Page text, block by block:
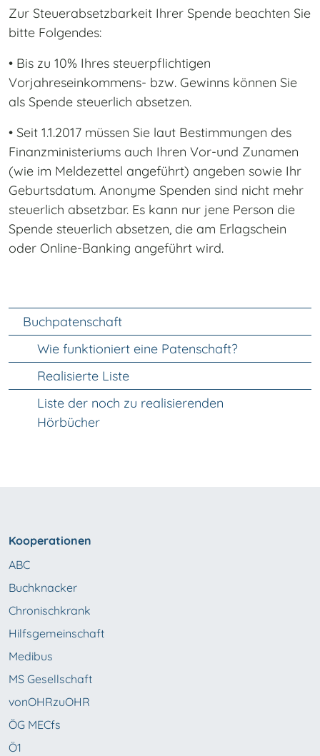
Zur Steuerabsetzbarkeit Ihrer Spende beachten Sie
bitte Folgendes:
• Bis zu 10% Ihres steuerpflichtigen
Vorjahreseinkommens- bzw. Gewinns können Sie
als Spende steuerlich absetzen.
• Seit 1.1.2017 müssen Sie laut Bestimmungen des
Finanzministeriums auch Ihren Vor-und Zunamen
(wie im Meldezettel angeführt) angeben sowie Ihr
Geburtsdatum. Anonyme Spenden sind nicht mehr
steuerlich absetzbar. Es kann nur jene Person die
Spende steuerlich absetzen, die am Erlagschein
oder Online-Banking angeführt wird.
Unter Navigation
Buchpatenschaft
Wie funktioniert eine Patenschaft?
Realisierte Liste
Liste der noch zu realisierenden
Hörbücher
Kooperationen
ABC
Buchknacker
Chronischkrank
Hilfsgemeinschaft
Medibus
MS Gesellschaft
vonOHRzuOHR
ÖG MECfs
Ö1